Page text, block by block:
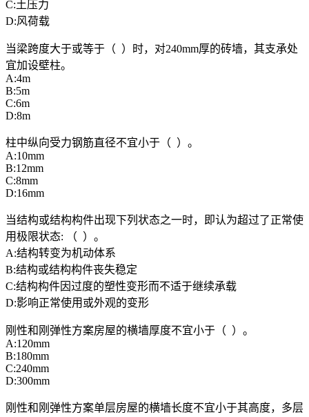
C:土压力
D:风荷载
当梁跨度大于或等于（ ）时，对240mm厚的砖墙，其支承处
宜加设壁柱。
A:4m
B:5m
C:6m
D:8m
柱中纵向受力钢筋直径不宜小于（ ）。
A:10mm
B:12mm
C:8mm
D:16mm
当结构或结构构件出现下列状态之一时，即认为超过了正常使
用极限状态: （ ）。
A:结构转变为机动体系
B:结构或结构构件丧失稳定
C:结构构件因过度的塑性变形而不适于继续承载
D:影响正常使用或外观的变形
刚性和刚弹性方案房屋的横墙厚度不宜小于（ ）。
A:120mm
B:180mm
C:240mm
D:300mm
刚性和刚弹性方案单层房屋的横墙长度不宜小于其高度，多层